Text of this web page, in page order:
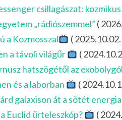
csillagászat:
„rádiószemmel” (
a Kozmosszal
( 2025.10.02.
a távoli világűr
(
hatszögétől az
és a laborban
(
galaxison át a sötét
Euclid űrteleszkóp?
(